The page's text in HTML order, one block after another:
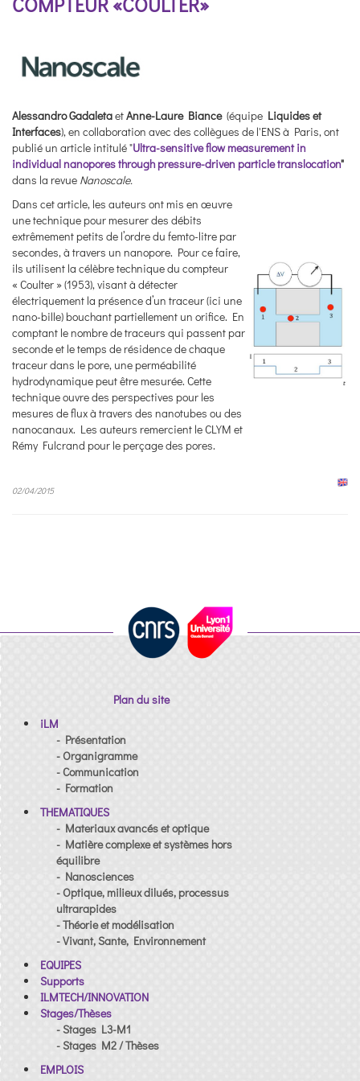
Alessandro GadaletaetAnne-Laure Biance (équipe Liquides et
Interfaces), en collaboration avec des collègues de l'ENS à Paris, ont
publié un article intitulé "Ultra-sensitive flow measurement in
individual nanopores through pressure-driven particle translocation"
dans la revue Nanoscale.
Dans cet article, les auteurs ont mis en œuvre
une technique pour mesurer des débits
extrêmement petits de l’ordre du femto-litre par
secondes, à travers un nanopore. Pour ce faire,
ils utilisent la célèbre technique du compteur
« Coulter » (1953), visant à détecter
électriquement la présence d’un traceur (ici une
nano-bille) bouchant partiellement un orifice. En
comptant le nombre de traceurs qui passent par
seconde et le temps de résidence de chaque
traceur dans le pore, une perméabilité
hydrodynamique peut être mesurée. Cette
technique ouvre des perspectives pour les
mesures de flux à travers des nanotubes ou des
nanocanaux. Les auteurs remercient le CLYM et
Rémy Fulcrand pour le perçage des pores.
02/04/2015
Plan du site
iLM
- Présentation
- Organigramme
- Communication
- Formation
THEMATIQUES
- Materiaux avancés et optique
- Matière complexe et systèmes hors
équilibre
- Nanosciences
- Optique, milieux dilués, processus
ultrarapides
- Théorie et modélisation
- Vivant, Sante, Environnement
EQUIPES
Supports
ILMTECH/INNOVATION
Stages/Thèses
- Stages L3-M1
- Stages M2 / Thèses
EMPLOIS